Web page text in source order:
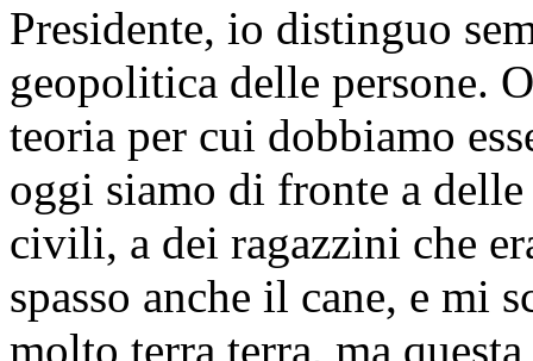
Presidente, io distinguo
geopolitica delle persone.
teoria per cui dobbiamo
oggi siamo di fronte a
civili, a dei ragazzini che
spasso anche il cane, e mi
molto terra terra, ma